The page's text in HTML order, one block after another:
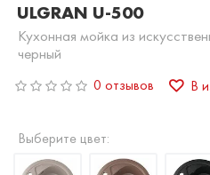
ULGRAN U-500
Кухонная мойка из
черный
0 отзывов В
Выберите цвет: